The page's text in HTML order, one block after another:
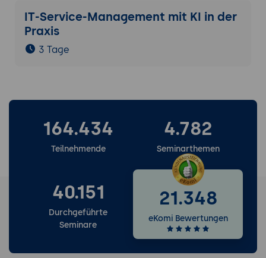
IT-Service-Management mit KI in der
Praxis
3 Tage
164.434
Teilnehmende
4.782
Seminarthemen
40.151
Durchgeführte
Seminare
21.348
eKomi Bewertungen